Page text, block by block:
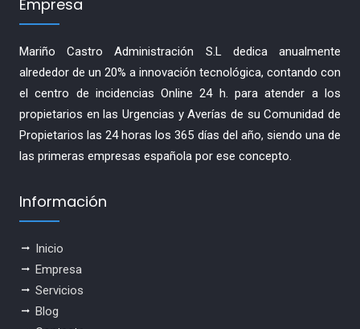
Empresa
Mariño Castro Administración S.L dedica anualmente
alrededor de un 20% a innovación tecnológica, contando con
el centro de incidencias Online 24 h. para atender a los
propietarios en las Urgencias y Averías de su Comunidad de
Propietarios las 24 horas los 365 días del año, siendo una de
las primeras empresas española por ese concepto.
Información
Inicio
Empresa
Servicios
Blog